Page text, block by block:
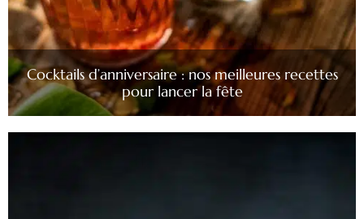
Cocktails d’anniversaire : nos meilleures recettes
pour lancer la fête